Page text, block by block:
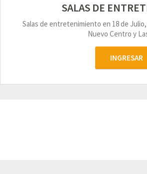
SALAS DE
Salas de entretenimiento en 18 de
Nuevo Centro y
INGRESAR